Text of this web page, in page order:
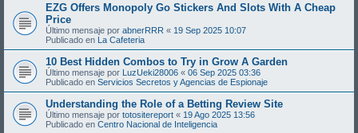
EZG Offers Monopoly Go Stickers And Slots With A Cheap
Price
Último mensaje por abnerRRR « 19 Sep 2025 10:07
Publicado en La Cafeteria
10 Best Hidden Combos to Try in Grow A Garden
Último mensaje por LuzUeki28006 « 06 Sep 2025 03:36
Publicado en Servicios Secretos y Agencias de Espionaje
Understanding the Role of a Betting Review Site
Último mensaje por totositereport « 19 Ago 2025 13:56
Publicado en Centro Nacional de Inteligencia